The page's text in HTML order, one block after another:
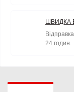
ШВИДКА
24 годин.